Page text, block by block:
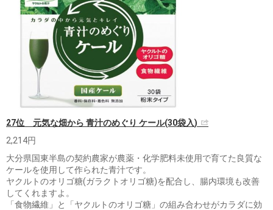
27位 元気な畑から 青汁のめぐり ケール(30袋入)
2,214円
大分県国東半島の契約農家が農薬・化学肥料未使用で育てた良質な
ケールを使用して作られた青汁です。
ヤクルトのオリゴ糖(ガラクトオリゴ糖)を配合し、腸内環境も改善
してくれますよ。
「食物繊維」と「ヤクルトのオリゴ糖」の組み合わせがカラダに効